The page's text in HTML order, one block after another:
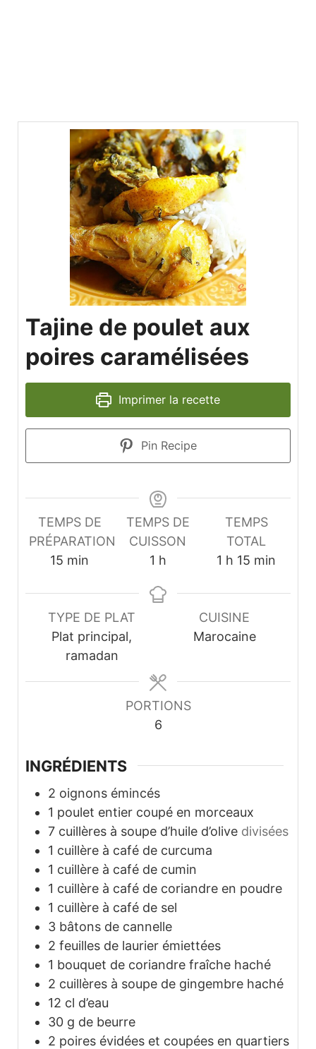
Tajine de poulet aux
poires caramélisées
Imprimer la recette
Pin Recipe
TEMPS DE
PRÉPARATION
15 minutes
min
TEMPS DE
CUISSON
1 heure
h
TEMPS
TOTAL
1 heure
h 15 minutes
min
TYPE DE PLAT
Plat principal,
ramadan
CUISINE
Marocaine
PORTIONS
6
INGRÉDIENTS
2 oignons émincés
1 poulet entier coupé en morceaux
7 cuillères à soupe d’huile d’olive divisées
1 cuillère à café de curcuma
1 cuillère à café de cumin
1 cuillère à café de coriandre en poudre
1 cuillère à café de sel
3 bâtons de cannelle
2 feuilles de laurier émiettées
1 bouquet de coriandre fraîche haché
2 cuillères à soupe de gingembre haché
12 cl d’eau
30 g de beurre
2 poires évidées et coupées en quartiers